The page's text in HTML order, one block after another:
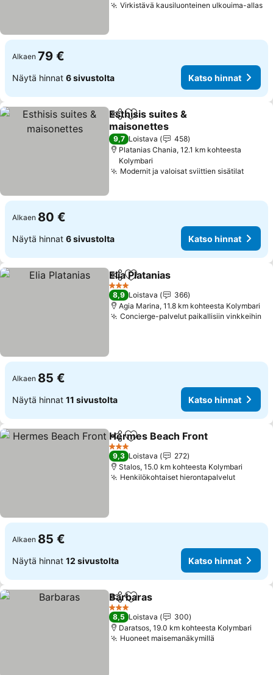
Virkistävä kausiluonteinen ulkouima-allas
Alkaen 79 €
Näytä hinnat 6 sivustolta Katso hinnat
Jaa Lisää suosikkeihin
Esthisis suites &
maisonettes
Katso hinnat
9,7 Loistava
458
Platanias Chania, 12.1 km kohteesta
Kolymbari
Modernit ja valoisat sviittien sisätilatKatso
Alkaen 80 €
Näytä hinnat 6 sivustolta Katso hinnat
Jaa Lisää suosikkeihin
Elia Platanias
3 Tähtiluokitus
8,9 Loistava
366
Agia Marina, 11.8 km kohteesta Kolymbari
Concierge-palvelut paikallisiin vinkkeihin
Alkaen 85 €
Näytä hinnat 11 sivustolta Katso hinnat
Jaa Lisää suosikkeihin
Hermes Beach Front
3 Tähtiluokitus
9,3 Loistava
272
Stalos, 15.0 km kohteesta Kolymbari
Henkilökohtaiset hierontapalvelutKatso
Alkaen 85 €
Näytä hinnat 12 sivustolta Katso hinnat
Jaa Lisää suosikkeihin
Barbaras
3 Tähtiluokitus
8,5 Loistava
300
Daratsos, 19.0 km kohteesta Kolymbari
Huoneet maisemanäkymillä